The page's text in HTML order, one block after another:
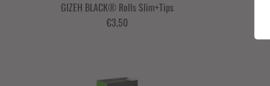
GIZEH BLACK® Rolls Slim+Tips
€3,50